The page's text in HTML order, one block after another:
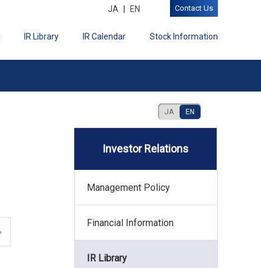
Investor Relations
Management Policy
Financial Information
IR Library
JA EN
Contact Us
JA EN
IR Library IR Calendar Stock Information